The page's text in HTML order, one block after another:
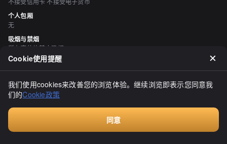
个人包厢
无
吸烟与禁烟
所有座位均禁止吸烟
停车场
有 5 单位
空间与设备
宁静的空间、座位宽敞、有沙发座位、有榻榻米区域
Cookie使用提醒
我们使用cookies来改善您的浏览体验。继续浏览即表示您同意我
们的Cookie政策
同意